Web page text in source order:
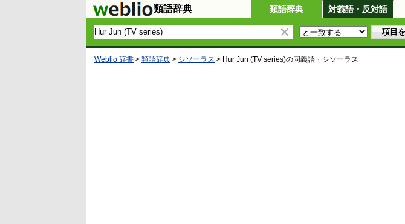
類語辞典 類語辞典 対義語・反対語
Weblio 辞書 > 類語辞典 > シソーラス > Hur Jun (TV series)の同義語・シソーラス